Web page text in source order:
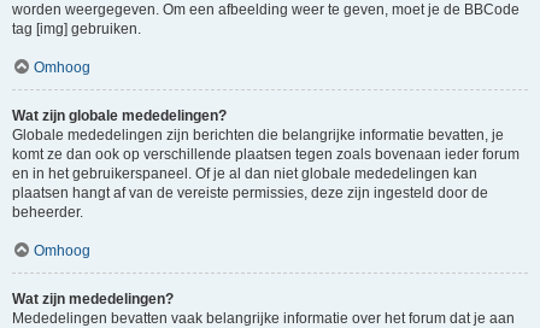
worden weergegeven. Om een afbeelding weer te geven, moet je de BBCode
tag [img] gebruiken.
Omhoog
Wat zijn globale mededelingen?
Globale mededelingen zijn berichten die belangrijke informatie bevatten, je
komt ze dan ook op verschillende plaatsen tegen zoals bovenaan ieder forum
en in het gebruikerspaneel. Of je al dan niet globale mededelingen kan
plaatsen hangt af van de vereiste permissies, deze zijn ingesteld door de
beheerder.
Omhoog
Wat zijn mededelingen?
Mededelingen bevatten vaak belangrijke informatie over het forum dat je aan